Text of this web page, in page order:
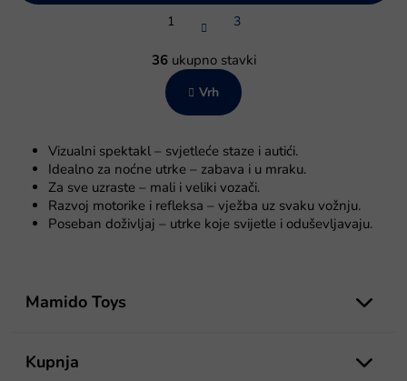
o
t
r
l
e
l
i
s
t
P
a
i
n
a
i
a
1 3
36ukupno stavki
Vrh
Vizualni spektakl – svjetleće staze i autići.
Idealno za noćne utrke – zabava i u mraku.
Za sve uzraste – mali i veliki vozači.
Razvoj motorike i refleksa – vježba uz svaku vožnju.
Poseban doživljaj – utrke koje svijetle i oduševljavaju.
Mamido Toys
Kupnja